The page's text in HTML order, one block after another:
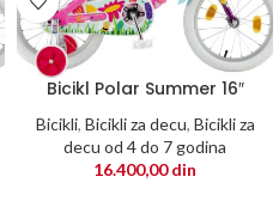
Bicikl Polar Summer 16″
Bicikli, Bicikli za decu, Bicikli za
decu od 4 do 7 godina
16.400,00din